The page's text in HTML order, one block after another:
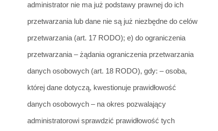
administrator nie ma już podstawy prawnej do ich
przetwarzania lub dane nie są już niezbędne do celów
przetwarzania (art. 17 RODO); e) do ograniczenia
przetwarzania – żądania ograniczenia przetwarzania
danych osobowych (art. 18 RODO), gdy: – osoba,
której dane dotyczą, kwestionuje prawidłowość
danych osobowych – na okres pozwalający
administratorowi sprawdzić prawidłowość tych